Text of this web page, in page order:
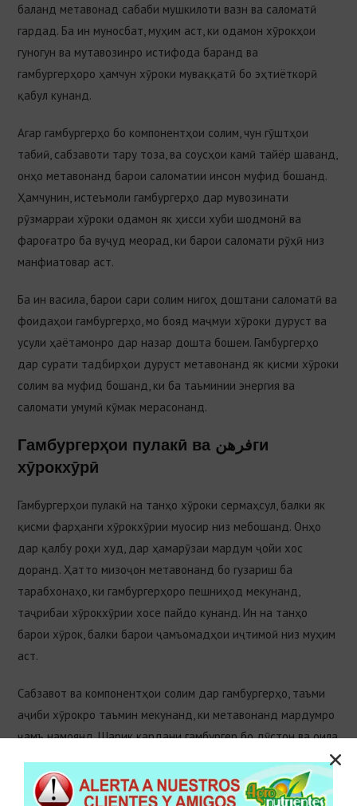
баланд метавонад сабаби мушкилоти вазн ва саломатӣ
гардад. Ба ин муносбат, муҳим аст, ки одамон хӯрокҳои
гуногун ва мутавозинро истифода баранд ва
гамбургерҳоро ҳамчун хӯроки муваққатӣ бо эҳтиёткорӣ
қабул кунанд.
Агар гамбургерҳо бо компонентҳои солим, чун гӯштҳои
табиӣ, сабзавоти тару тоза, ва соусҳои камӣ тайёр шаванд,
онҳо метавонанд барои саломатии инсон муфид бошанд.
Ҳамчунин, истеъмоли гамбургерҳо дар мувозинати
рӯзмарраи хӯроки одамон як ҳисси хуби шодмонӣ ва
фароғатро ба вуҷуд меорад, ки барои саломати рӯҳӣ низ
манфиатовар аст.
Ба ин васила, барои сари солим нигоҳ доштани саломатӣ ва
фоидаҳои гамбургерҳо, мо бояд маҷмуи хӯроки дуруст ва
усули ҳаётамонро дар назар дошта бошем. Гамбургерҳо
дар сурати тадбирҳои дуруст метавонанд як қисми хӯроки
солим ва муфид бошанд, ки ба таъминии энергия ва
саломати умумӣ кӯмак мерасонанд.
Гамбургерҳои пулакӣ ва فرهنги
хӯрокхӯрӣ
Гамбургерҳои пулакӣ на танҳо хӯроки сермаҳсул, балки як
қисми фарҳанги хӯрокхӯрии муосир низ мебошанд. Онҳо
дар қалбу роҳи худ, дар ҳамарӯзаи мардум ҷойи хос
доранд. Ҳатто мизоҷон метавонанд бо гузариш ба
тарабхонаҳо, ки гамбургерҳоро пешниҳод мекунанд,
таҷрибаи хӯрокхӯрии хосе пайдо кунанд. Ин на танҳо
барои хӯрок, балки барои ҷамъомадҳои иҷтимоӣ низ муҳим
аст.
Сабзавот ва компонентҳои солим дар гамбургерҳо, таъми
аҷиби хӯрокро таъмин мекунанд, ки метавонанд мардумро
ҷамъ намоянд. Шарик кардани гамбургер бо дӯстон ва оила
раддафзалӣ ба ҳисоб меравад. Ин хӯрок на танҳо барои
шодии одамон, балки барои шодии шахсият низ аҳамияти